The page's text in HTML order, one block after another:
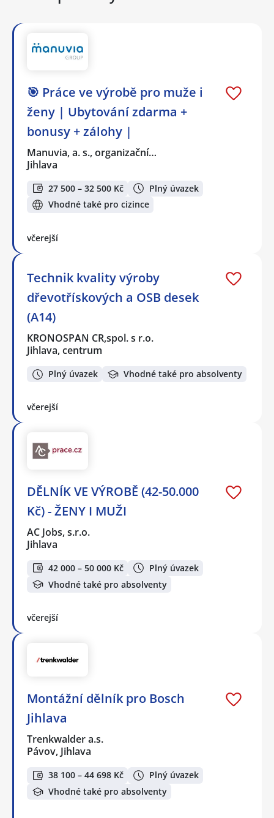
🎯 Práce ve výrobě pro muže i
ženy | Ubytování zdarma +
bonusy + zálohy |
Manuvia, a. s., organizační…
Jihlava
27 500 – 32 500 Kč
Plný úvazek
Vhodné také pro cizince
včerejší
Technik kvality výroby
dřevotřískových a OSB desek
(A14)
KRONOSPAN CR,spol. s r.o.
Jihlava, centrum
Plný úvazek Vhodné také pro absolventy
včerejší
DĚLNÍK VE VÝROBĚ (42-50.000
Kč) - ŽENY I MUŽI
AC Jobs, s.r.o.
Jihlava
42 000 – 50 000 Kč
Plný úvazek
Vhodné také pro absolventy
včerejší
Montážní dělník pro Bosch
Jihlava
Trenkwalder a.s.
Pávov, Jihlava
38 100 – 44 698 Kč
Plný úvazek
Vhodné také pro absolventy